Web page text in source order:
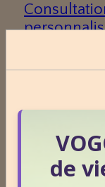
Tarifs
de